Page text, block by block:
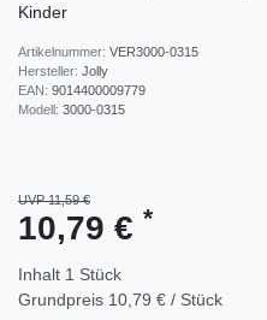
Kinder
Artikelnummer: VER3000-0315
Hersteller: Jolly
EAN: 9014400009779
Modell: 3000-0315
UVP 11,59 €
10,79 € *
Inhalt 1 Stück
Grundpreis 10,79 € / Stück